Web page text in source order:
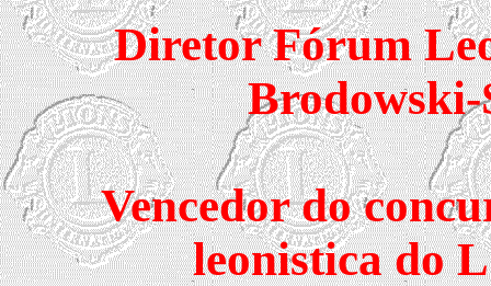
Diretor Fórum
Brodowski-
Vencedor do
leonistica do